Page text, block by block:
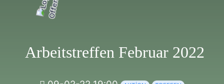
Arbeitstreffen Februar 2022